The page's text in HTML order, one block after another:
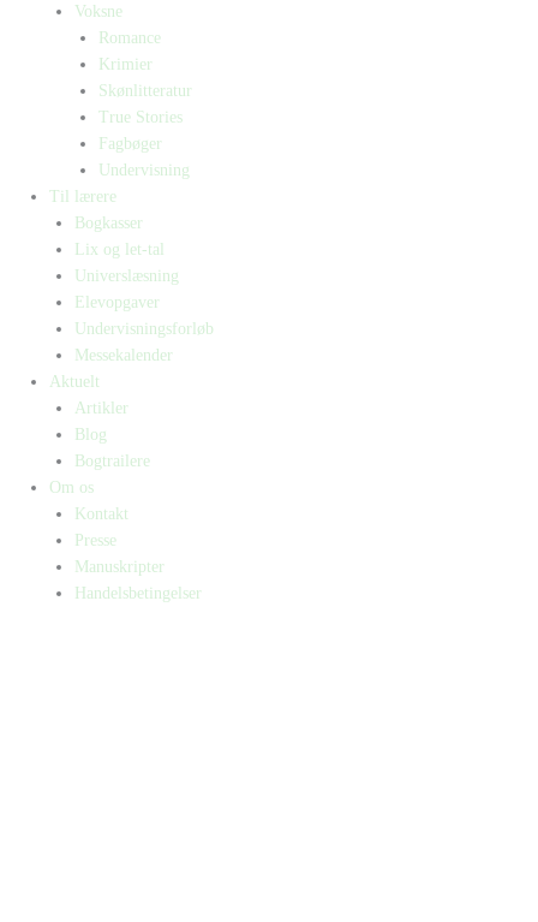
Voksne
Romance
Krimier
Skønlitteratur
True Stories
Fagbøger
Undervisning
Til lærere
Bogkasser
Lix og let-tal
Universlæsning
Elevopgaver
Undervisningsforløb
Messekalender
Aktuelt
Artikler
Blog
Bogtrailere
Om os
Kontakt
Presse
Manuskripter
Handelsbetingelser